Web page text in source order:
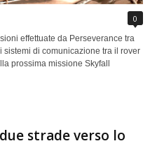
0
effettuate da Perseverance tra
di comunicazione tra il rover
prossima missione Skyfall
strade verso lo